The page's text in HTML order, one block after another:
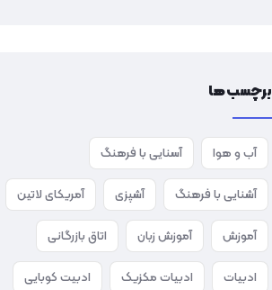
برچسب‌ها
آب و هوا آسنایی با فرهنگ
آشنایی با فرهنگ آشپزی آمریکای لاتین
آموزش آموزش زبان اتاق بازرگانی
ادبیات ادبیات مکزیک ادبیت کوبایی